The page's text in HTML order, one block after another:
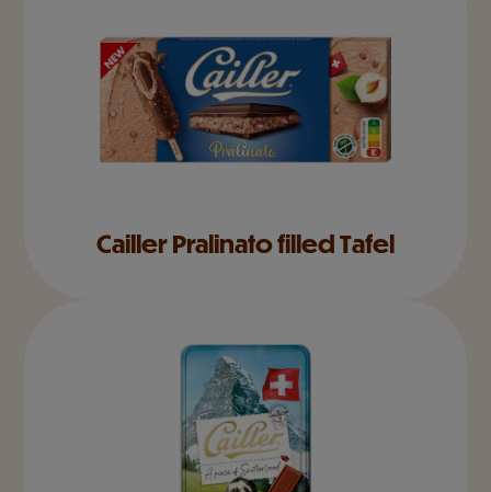
Cailler Pralinato filled Tafel